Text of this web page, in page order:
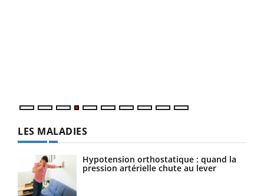
LES MALADIES
Hypotension orthostatique : quand la
pression artérielle chute au lever